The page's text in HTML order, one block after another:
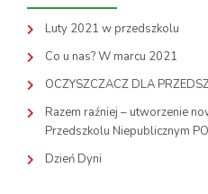
Luty 2021 w przedszkolu
Co u nas? W marcu 2021
OCZYSZCZACZ DLA
Razem raźniej – utworzenie
Przedszkolu Niepublicznym
Dzień Dyni